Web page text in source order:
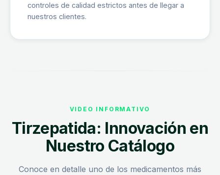
controles de calidad estrictos antes de llegar a
nuestros clientes.
VIDEO INFORMATIVO
Tirzepatida: Innovación en
Nuestro Catálogo
Conoce en detalle uno de los medicamentos más